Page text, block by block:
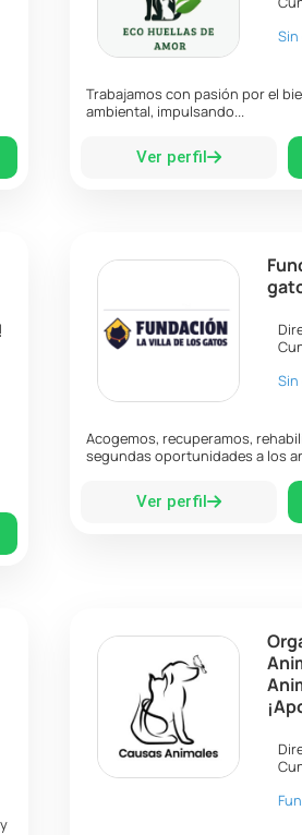
Trabajamos con pasión por el
ambiental, impulsando...
Ver perfil
Acogemos, recuperamos,
segundas oportunidades a los
Ver perfil